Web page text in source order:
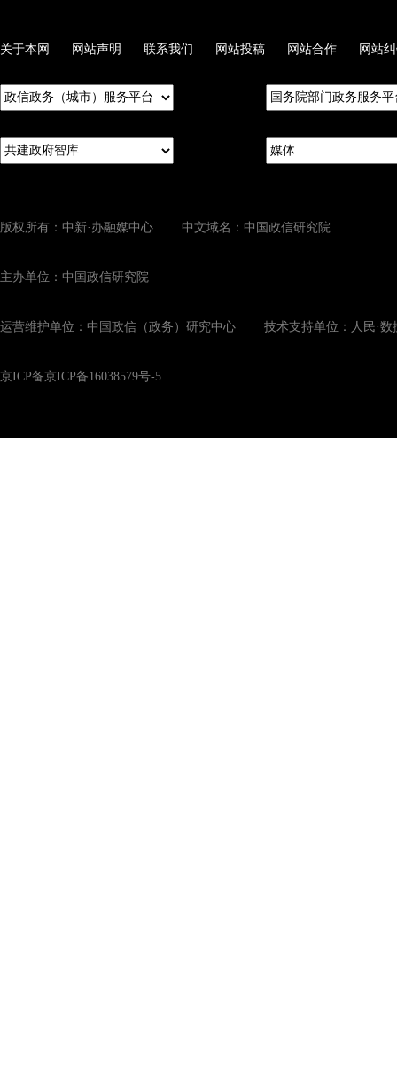
关于本网 网站声明 联系我们 网站投稿 网站合作 网站
版权所有：中新·办融媒中心 中文域名：中国政信研究院
主办单位：中国政信研究院
运营维护单位：中国政信（政务）研究中心 技术支持单位：人民·数
京ICP备京ICP备16038579号-5